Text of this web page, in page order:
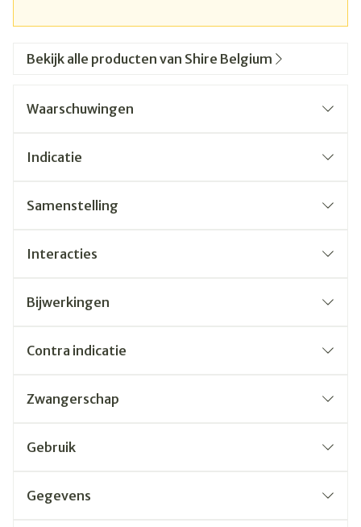
Bekijk alle producten van Shire Belgium
Waarschuwingen
Indicatie
Samenstelling
Interacties
Bijwerkingen
Contra indicatie
Zwangerschap
Gebruik
Gegevens